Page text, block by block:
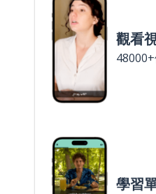
觀看
學習